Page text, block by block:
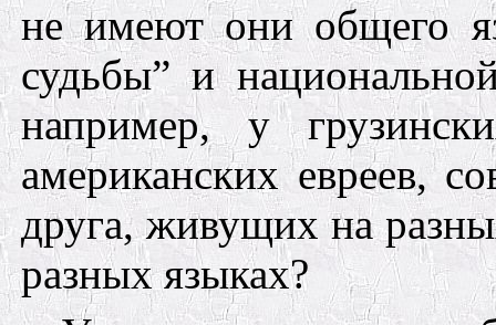
не имеют они общего
судьбы” и
например, у
американских евреев,
друга, живущих на
разных языках?